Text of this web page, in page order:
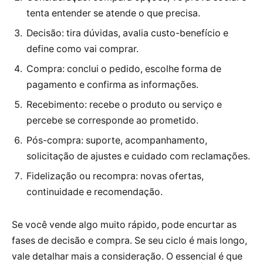
tenta entender se atende o que precisa.
Decisão: tira dúvidas, avalia custo-benefício e
define como vai comprar.
Compra: conclui o pedido, escolhe forma de
pagamento e confirma as informações.
Recebimento: recebe o produto ou serviço e
percebe se corresponde ao prometido.
Pós-compra: suporte, acompanhamento,
solicitação de ajustes e cuidado com reclamações.
Fidelização ou recompra: novas ofertas,
continuidade e recomendação.
Se você vende algo muito rápido, pode encurtar as
fases de decisão e compra. Se seu ciclo é mais longo,
vale detalhar mais a consideração. O essencial é que